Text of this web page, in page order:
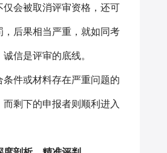
仅会被取消评审资格，还可
，后果相当严重，就如同考
信是评审的底线。
条件或材料存在严重问题的
剩下的申报者则顺利进入